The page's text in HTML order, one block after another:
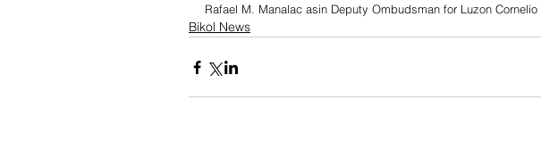
Rafael M. Manalac asin Deputy Ombudsman for Luzon Cornelio
Bikol News